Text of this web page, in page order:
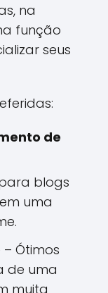
na
função
seus
de
blogs
uma
Ótimos
de uma
muita